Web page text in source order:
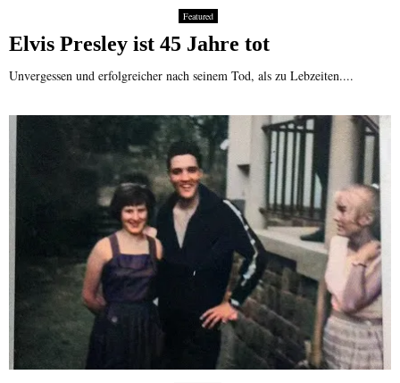
Featured
Elvis Presley ist 45 Jahre tot
Unvergessen und erfolgreicher nach seinem Tod, als zu Lebzeiten....